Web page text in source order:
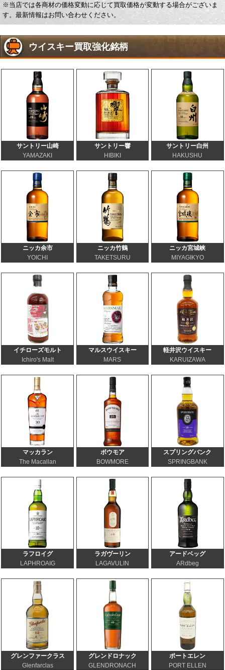
※当店では各商材の価格変動に応じて買取価格が変動する場合がございま
す。最新情報はお問い合わせください。
ウイスキー買取強化銘柄
サントリー山崎
YAMAZAKI
サントリー響
HIBIKI
サントリー白州
HAKUSHU
ニッカ余市
YOICHI
ニッカ竹鶴
TAKETSURU
ニッカ宮城峡
MIYAGIKYO
イチローズモルト
Ichiro's Malt
マルスウイスキー
MARS
軽井沢ウイスキー
KARUIZAWA
マッカラン
The Macallan
ボウモア
BOWMORE
スプリングバンク
SPRINGBANK
ラフロイグ
LAPHROAIG
ラガヴーリン
LAGAVULIN
アードベッグ
ARdbeg
グレンファークラス
Glenfarclas
グレンドロナック
GLENDRONACH
ポートエレン
PORT ELLEN